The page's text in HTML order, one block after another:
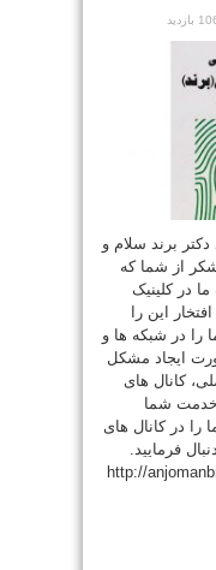
بازدید
برند سلام و
از شما که
در کلینیک
این را
را در شبکه ها و
ایجاد مشکل
کانال های
خدمت شما
در کانال های
فرمایید.
http://